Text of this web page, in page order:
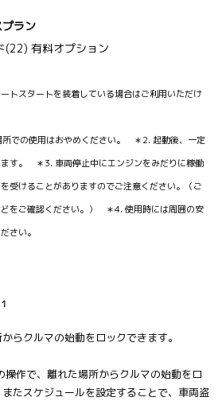
ラン
有料オプション
トスタートを装着している場合はご利用いただけ
所での使用はおやめください。 ＊2. 起動後、一定
す。 ＊3. 車両停止中にエンジンをみだりに稼働
受けることがありますのでご注意ください。（ご
をご確認ください。） ＊4. 使用時には周囲の安
さい。
らクルマの始動をロックできます。
操作で、離れた場所からクルマの始動をロ
たスケジュールを設定することで、車両盗